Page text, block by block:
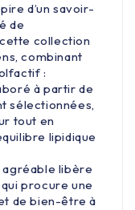
d’un savoir-
de
collection
combinant
:
à partir de
sélectionnées,
tout en
lipidique
agréable libère
procure une
de bien-être à